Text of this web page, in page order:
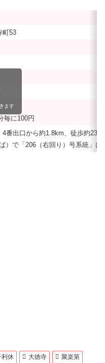
町53
毎に100円
4番出口から約1.8km、徒歩約23
）で「206（右回り）号系統」
ます
利休 大徳寺 聚楽第